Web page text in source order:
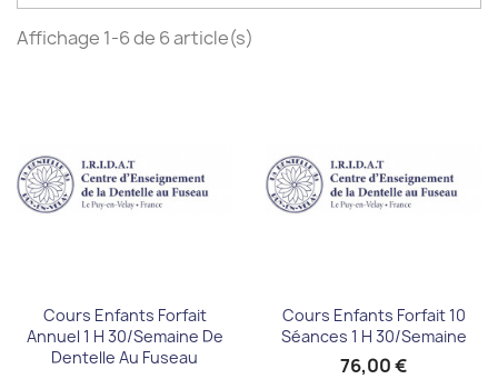
Affichage 1-6 de 6 article(s)
Cours Enfants Forfait
Annuel 1 H 30/semaine De
Dentelle Au Fuseau
Cours Enfants Forfait 10
Séances 1 H 30/semaine
76,00 €